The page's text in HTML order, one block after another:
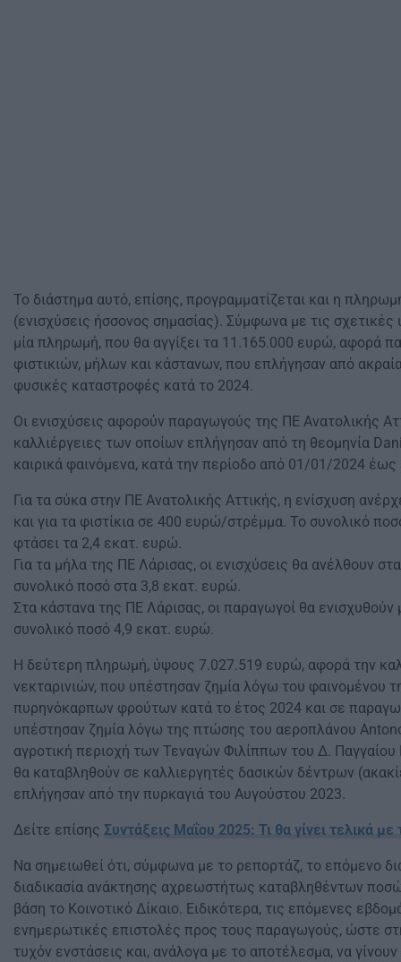
Το διάστημα αυτό, επίσης, προγραμματίζεται και η
(ενισχύσεις ήσσονος σημασίας). Σύμφωνα με τις
μία πληρωμή, που θα αγγίξει τα 11.165.000 ευρώ, αφορά
φιστικιών, μήλων και κάστανων, που επλήγησαν από
φυσικές καταστροφές κατά το 2024.
Οι ενισχύσεις αφορούν παραγωγούς της ΠΕ Ανατολικής
καλλιέργειες των οποίων επλήγησαν από τη θεομηνία
καιρικά φαινόμενα, κατά την περίοδο από 01/01/2024
Για τα σύκα στην ΠΕ Ανατολικής Αττικής, η ενίσχυση
και για τα φιστίκια σε 400 ευρώ/στρέμμα. Το συνολικό
φτάσει τα 2,4 εκατ. ευρώ.
Για τα μήλα της ΠΕ Λάρισας, οι ενισχύσεις θα ανέλθουν
συνολικό ποσό στα 3,8 εκατ. ευρώ.
Στα κάστανα της ΠΕ Λάρισας, οι παραγωγοί θα
συνολικό ποσό 4,9 εκατ. ευρώ.
Η δεύτερη πληρωμή, ύψους 7.027.519 ευρώ, αφορά την
νεκταρινιών, που υπέστησαν ζημία λόγω του φαινομένου
πυρηνόκαρπων φρούτων κατά το έτος 2024 και σε
υπέστησαν ζημία λόγω της πτώσης του αεροπλάνου
αγροτική περιοχή των Τεναγών Φιλίππων του Δ.
θα καταβληθούν σε καλλιεργητές δασικών δέντρων
επλήγησαν από την πυρκαγιά του Αυγούστου 2023.
Δείτε επίσης Συντάξεις Μαΐου 2025: Τι θα γίνει τελικά
Να σημειωθεί ότι, σύμφωνα με το ρεπορτάζ, το επόμενο
διαδικασία ανάκτησης αχρεωστήτως καταβληθέντων
βάση το Κοινοτικό Δίκαιο. Ειδικότερα, τις επόμενες
ενημερωτικές επιστολές προς τους παραγωγούς, ώστε
τυχόν ενστάσεις και, ανάλογα με το αποτέλεσμα, να